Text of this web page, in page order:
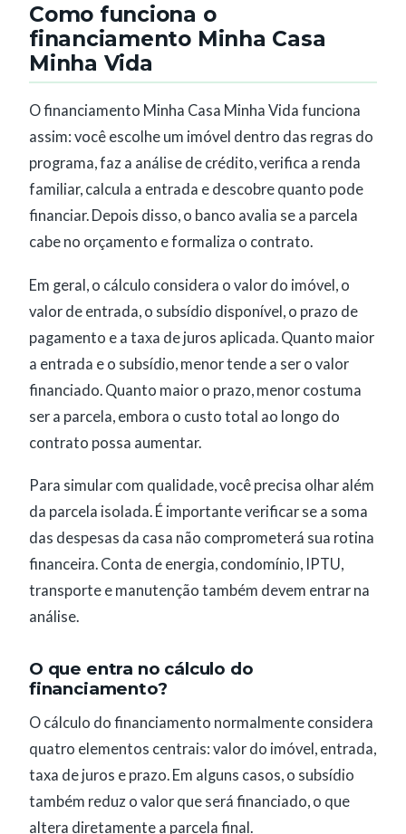
Como funciona o
financiamento Minha Casa
Minha Vida
O financiamento Minha Casa Minha Vida funciona
assim: você escolhe um imóvel dentro das regras do
programa, faz a análise de crédito, verifica a renda
familiar, calcula a entrada e descobre quanto pode
financiar. Depois disso, o banco avalia se a parcela
cabe no orçamento e formaliza o contrato.
Em geral, o cálculo considera o valor do imóvel, o
valor de entrada, o subsídio disponível, o prazo de
pagamento e a taxa de juros aplicada. Quanto maior
a entrada e o subsídio, menor tende a ser o valor
financiado. Quanto maior o prazo, menor costuma
ser a parcela, embora o custo total ao longo do
contrato possa aumentar.
Para simular com qualidade, você precisa olhar além
da parcela isolada. É importante verificar se a soma
das despesas da casa não comprometerá sua rotina
financeira. Conta de energia, condomínio, IPTU,
transporte e manutenção também devem entrar na
análise.
O que entra no cálculo do
financiamento?
O cálculo do financiamento normalmente considera
quatro elementos centrais: valor do imóvel, entrada,
taxa de juros e prazo. Em alguns casos, o subsídio
também reduz o valor que será financiado, o que
altera diretamente a parcela final.